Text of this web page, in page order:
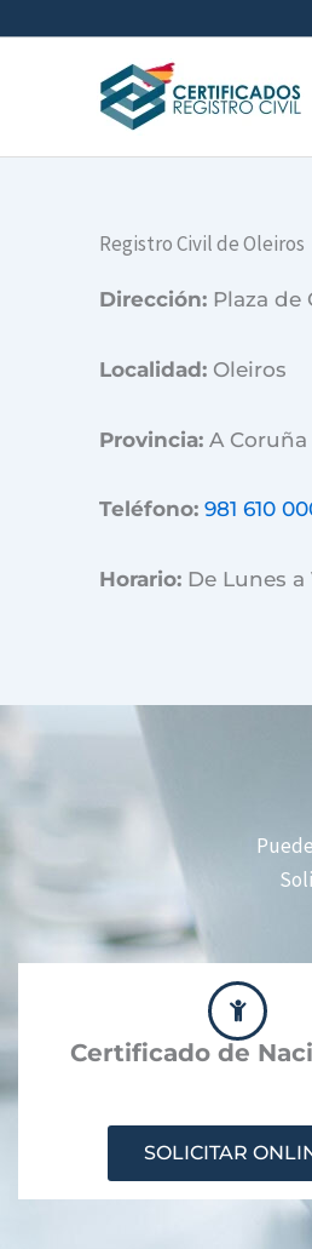
Registro Civil de Oleiros
Dirección: Plaza de
Localidad: Oleiros
Provincia: A Coruña
Teléfono: 981 610
Horario: De Lunes a
Certificado de
SOLICITAR